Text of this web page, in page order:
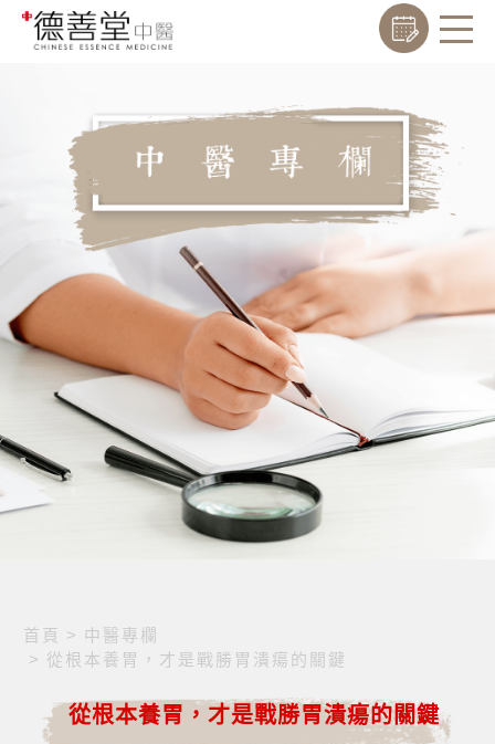
首頁 > 中醫專欄
> 從根本養胃，才是戰勝胃潰瘍的關鍵
從根本養胃，才是戰勝胃潰瘍的關鍵